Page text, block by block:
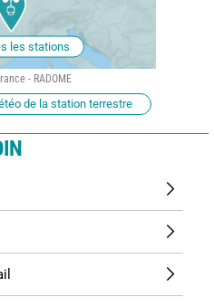
les stations
- RADOME
de la station terrestre